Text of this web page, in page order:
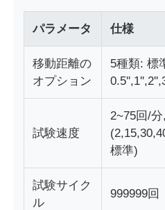
接着剤試験装置
生地試験機
温度および湿気のコント
パラメータ 仕様
移動距離の
オプション
5種類: 標
試験速度
2~75回/
標準)
試験サイク
ル
999999回